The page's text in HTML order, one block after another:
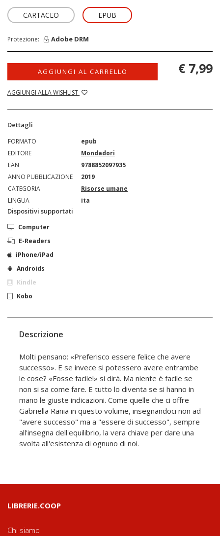
CARTACEO EPUB
Protezione: Adobe DRM
AGGIUNGI AL CARRELLO
AGGIUNGI ALLA WISHLIST
€ 7,99
Dettagli
FORMATO
epub
EDITORE
Mondadori
EAN
9788852097935
ANNO PUBBLICAZIONE
2019
CATEGORIA
Risorse umane
LINGUA
ita
Dispositivi supportati
Computer
E-Readers
iPhone/iPad
Androids
Kindle
Kobo
Descrizione
Molti pensano: «Preferisco essere felice che avere
successo». E se invece si potessero avere entrambe
le cose? «Fosse facile!» si dirà. Ma niente è facile se
non si sa come fare. E tutto lo diventa se si hanno in
mano le giuste indicazioni. Come quelle che ci offre
Gabriella Rania in questo volume, insegnandoci non ad
"avere successo" ma a "essere di successo", sempre
all'insegna dell'equilibrio, la vera chiave per dare una
svolta all'esistenza di ognuno di noi.
LIBRERIE.COOP
Chi siamo